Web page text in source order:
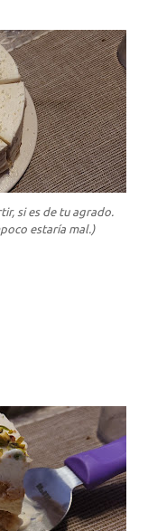
si es de tu agrado.
estaría mal.)